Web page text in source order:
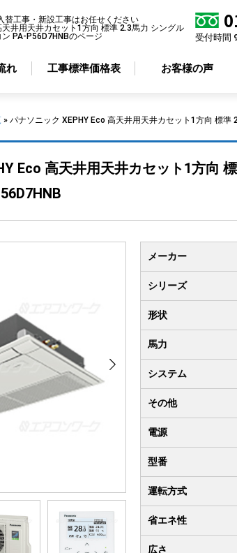
替工事・新設工事はお任せください
井用天井カセット1方向 標準 2.3馬力 シングル
PA-P56D7HNBのページ
受付時間
2方向
向
れ 工事標準価格表 お客様の声
» パナソニック XEPHY Eco 高天井用天井カセット1方向 標
Eco 高天井用天井カセット1方向
メーカー
シリーズ
形状
馬力
システム
その他
電源
型番
運転方式
省エネ性
広さ